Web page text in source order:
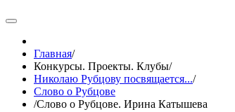
Главная/
Конкурсы. Проекты. Клубы/
Николаю Рубцову посвящается.../
Слово о Рубцове
/Слово о Рубцове. Ирина Катышева